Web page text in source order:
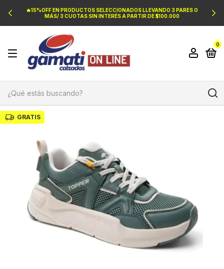
🔥15%OFF EN PRODUCTOS SELECCIONADOS LLEVANDO 3 PARES O
MÁS/ 3 CUOTAS SIN INTERÉS A PARTIR DE $100.000
0
GRATIS